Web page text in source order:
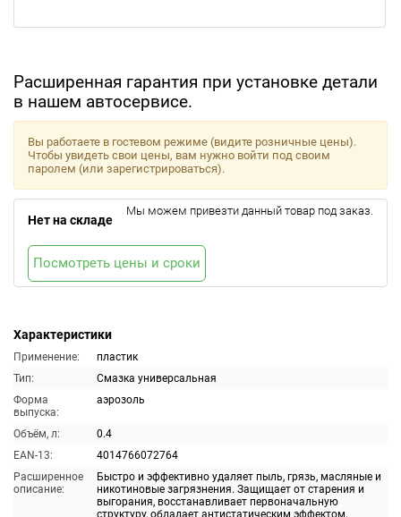
Расширенная гарантия при установке детали
в нашем автосервисе.
Характеристики
Применение:
пластик
Тип:
Смазка универсальная
Форма
выпуска:
аэрозоль
Объём, л:
0.4
EAN-13:
4014766072764
Расширенное
описание:
Быстро и эффективно удаляет пыль, грязь, масляные и
никотиновые загрязнения. Защищает от старения и
выгорания, восстанавливает первоначальную
структуру, обладает антистатическим эффектом.
Вы работаете в гостевом режиме (видите розничные цены).
Чтобы увидеть свои цены, вам нужно войти под своим
паролем (или зарегистрироваться).
Нет на складе
Мы можем привезти данный товар под заказ.
Посмотреть цены и сроки